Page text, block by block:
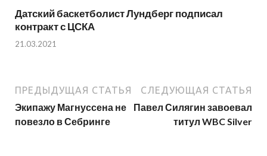
Датский баскетболист Лундберг подписал
контракт с ЦСКА
21.03.2021
ПРЕДЫДУЩАЯ СТАТЬЯ
Экипажу Магнуссена не
повезло в Себринге
СЛЕДУЮЩАЯ СТАТЬЯ
Павел Силягин завоевал
титул WBC Silver